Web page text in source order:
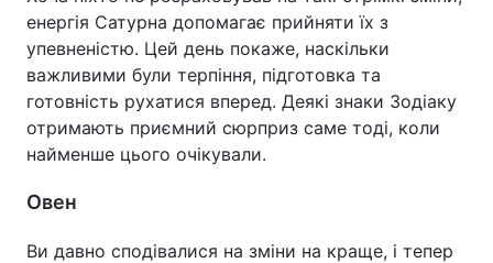
енергія Сатурна допомагає прийняти їх з
упевненістю. Цей день покаже, наскільки
важливими були терпіння, підготовка та
готовність рухатися вперед. Деякі знаки Зодіаку
отримають приємний сюрприз саме тоді, коли
найменше цього очікували.
Овен
Ви давно сподівалися на зміни на краще, і тепер